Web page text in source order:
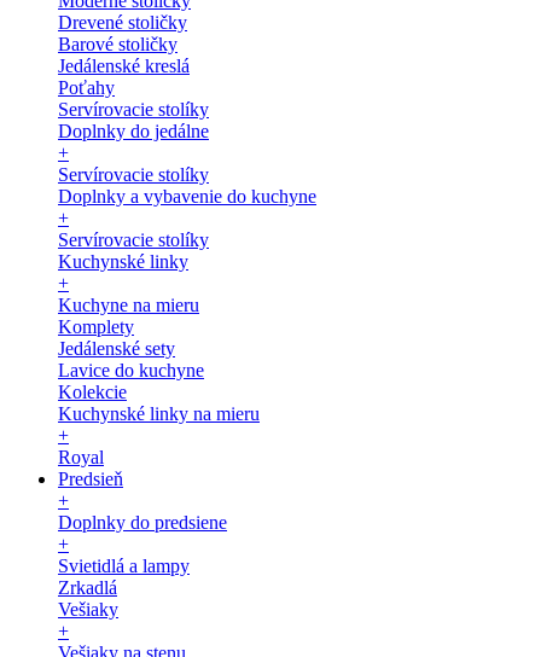
Drevené stoličky
Barové stoličky
Jedálenské kreslá
Poťahy
Servírovacie stolíky
Doplnky do jedálne
+
Servírovacie stolíky
Doplnky a vybavenie do kuchyne
+
Servírovacie stolíky
Kuchynské linky
+
Kuchyne na mieru
Komplety
Jedálenské sety
Lavice do kuchyne
Kolekcie
Kuchynské linky na mieru
+
Royal
Predsieň
+
Doplnky do predsiene
+
Svietidlá a lampy
Zrkadlá
Vešiaky
+
Vešiaky na stenu